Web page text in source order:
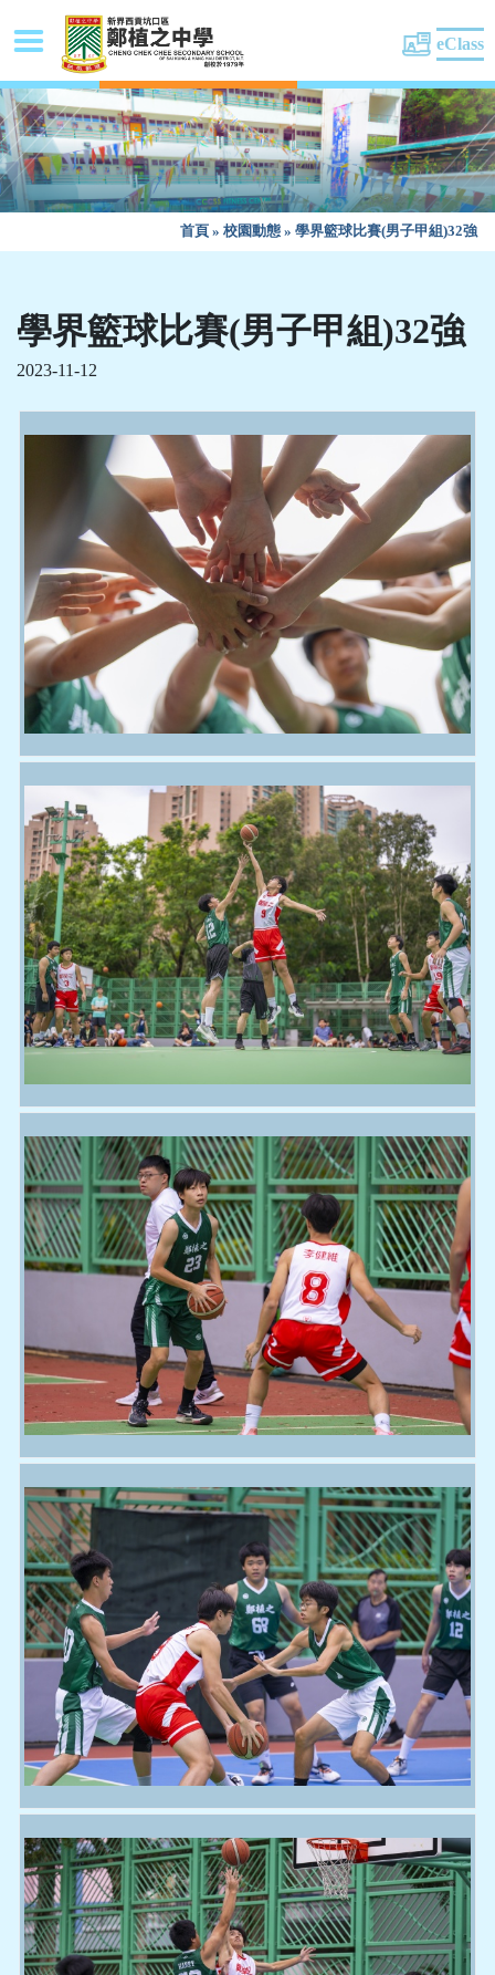
eClass
首頁 » 校園動態 » 學界籃球比賽(男子甲組)32強
學界籃球比賽(男子甲組)32強
2023-11-12